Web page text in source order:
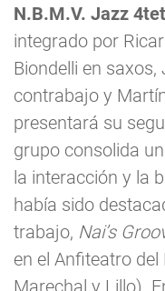
N.B.M.V. Jazz
integrado por
Biondelli en
contrabajo y
presentará su
grupo consolida
la interacción y la
había sido
trabajo, Nai’s
en el Anfiteatro